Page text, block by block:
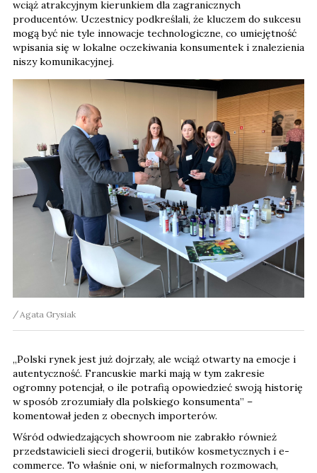
wciąż atrakcyjnym kierunkiem dla zagranicznych
producentów. Uczestnicy podkreślali, że kluczem do sukcesu
mogą być nie tyle innowacje technologiczne, co umiejętność
wpisania się w lokalne oczekiwania konsumentek i znalezienia
niszy komunikacyjnej.
Agata Grysiak
„Polski rynek jest już dojrzały, ale wciąż otwarty na emocje i
autentyczność. Francuskie marki mają w tym zakresie
ogromny potencjał, o ile potrafią opowiedzieć swoją historię
w sposób zrozumiały dla polskiego konsumenta” –
komentował jeden z obecnych importerów.
Wśród odwiedzających showroom nie zabrakło również
przedstawicieli sieci drogerii, butików kosmetycznych i e-
commerce. To właśnie oni, w nieformalnych rozmowach,